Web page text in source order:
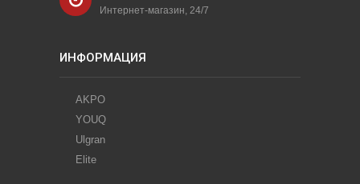
Интернет-магазин, 24/7
ИНФОРМАЦИЯ
AKPO
YOUQ
Ulgran
Elite